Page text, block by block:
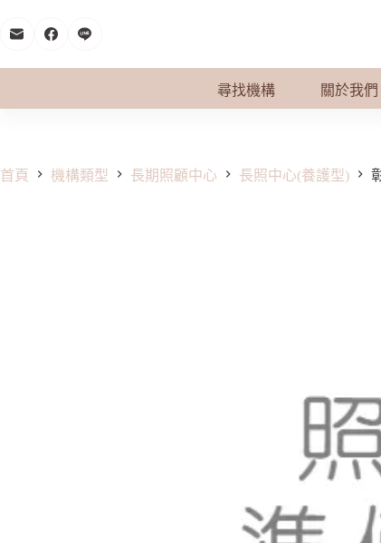
至
尋找機構 關於我們
首頁 機構類型 長期照顧中心 長照中心(養護型)